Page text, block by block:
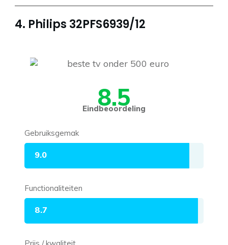
4. Philips 32PFS6939/12
8.5
Eindbeoordeling
Gebruiksgemak
9.0
Functionaliteiten
8.7